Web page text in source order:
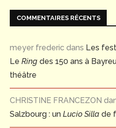
COMMENTAIRES RÉCENTS
meyer frederic dans Les
Le Ring des 150 ans à
théâtre
CHRISTINE FRANCEZON
Salzbourg : un Lucio Silla de